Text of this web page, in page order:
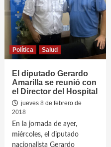
Política Salud
El diputado Gerardo
Amarilla se reunió con
el Director del Hospital
jueves 8 de febrero de
2018
En la jornada de ayer,
miércoles, el diputado
nacionalista Gerardo